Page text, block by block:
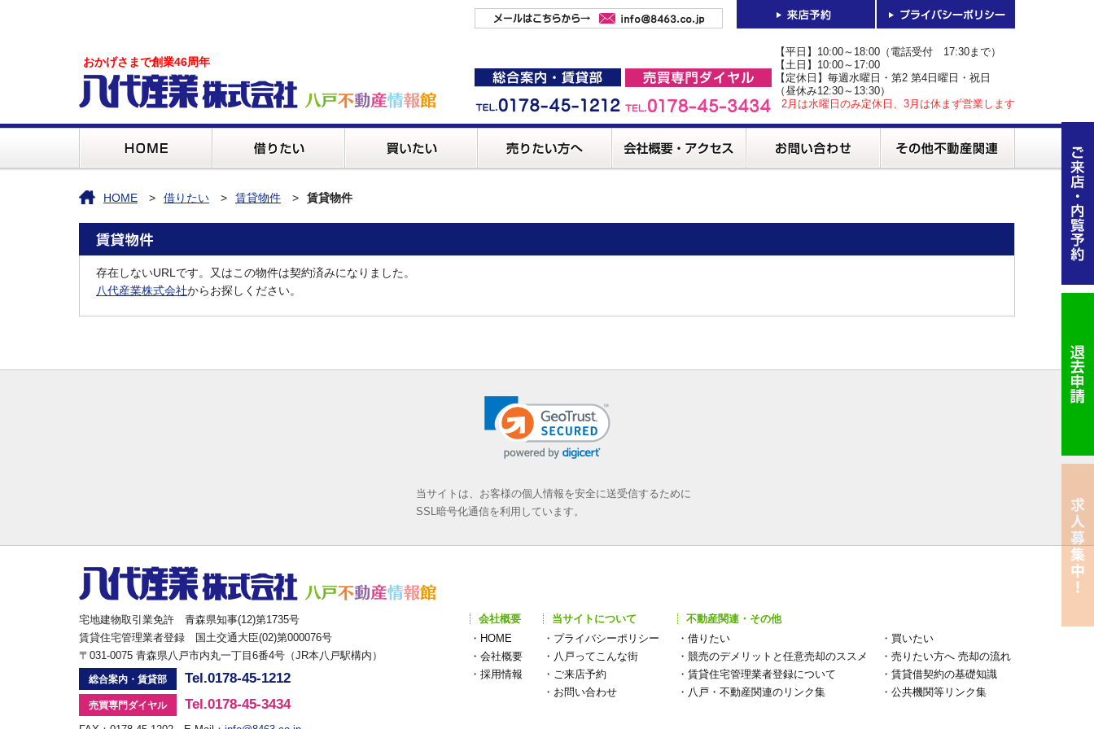
おかげさまで創業46周年
【平日】10:00～18:00（電話受付 17:30まで）
【土日】10:00～17:00
【定休日】毎週水曜日・第2 第4日曜日・祝日
（昼休み12:30～13:30）
2月は水曜日のみ定休日、3月は休まず営業します
HOME 借りたい 賃貸物件 賃貸物件
存在しないURLです。又はこの物件は契約済みになりました。
八代産業株式会社からお探しください。
当サイトは、お客様の個人情報を安全に送受信するために
SSL暗号化通信を利用しています。
宅地建物取引業免許 青森県知事(12)第1735号
賃貸住宅管理業者登録 国土交通大臣(02)第000076号
〒031-0075 青森県八戸市内丸一丁目6番4号（JR本八戸駅構内）
総合案内・賃貸部 Tel.0178-45-1212
売買専門ダイヤル Tel.0178-45-3434
会社概要
・ HOME
・ 会社概要
・ 採用情報
当サイトについて
・ プライバシーポリシー
・ 八戸ってこんな街
・ ご来店予約
・ お問い合わせ
不動産関連・その他
・ 借りたい ・ 買いたい
・ 競売のデメリットと任意売却のススメ ・ 売りたい方へ 売却の流れ
・ 賃貸住宅管理業者登録について ・ 賃貸借契約の基礎知識
・ 八戸・不動産関連のリンク集 ・ 公共機関等リンク集